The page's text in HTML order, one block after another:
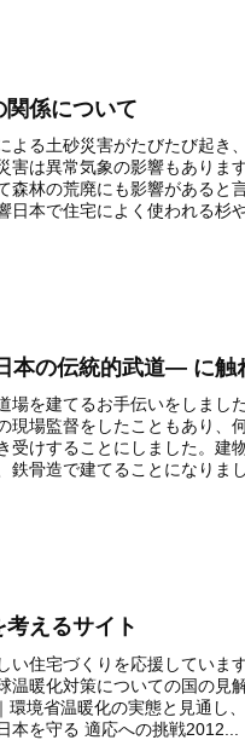
関係について
よる土砂災害がたびたび起き
害は異常気象の影響もありま
森林の荒廃にも影響があると
日本で住宅によく使われる杉
本の伝統的武道― に触
場を建てるお手伝いをしまし
現場監督をしたこともあり、
受けすることにしました。建
鉄骨造で建てることになりま
えるサイト
い住宅づくりを応援していま
温暖化対策についての国の見
環境省温暖化の実態と見通し
本を守る 適応への挑戦2012...